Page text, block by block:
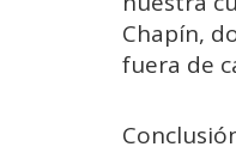
Chapín,
fuera de